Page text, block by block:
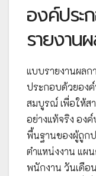
องค์ประ
รายงาน
แบบรายงานผล
ประกอบด้วยอง
สมบูรณ์ เพื่อให้ส
อย่างแท้จริง อง
พื้นฐานของผู้ถูก
ตำแหน่งงาน แผ
พนักงาน วันเดือ